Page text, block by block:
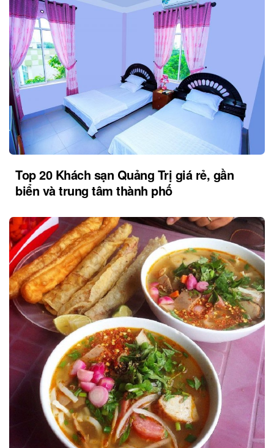
Top 20 Khách sạn Quảng Trị giá rẻ, gần
biển và trung tâm thành phố